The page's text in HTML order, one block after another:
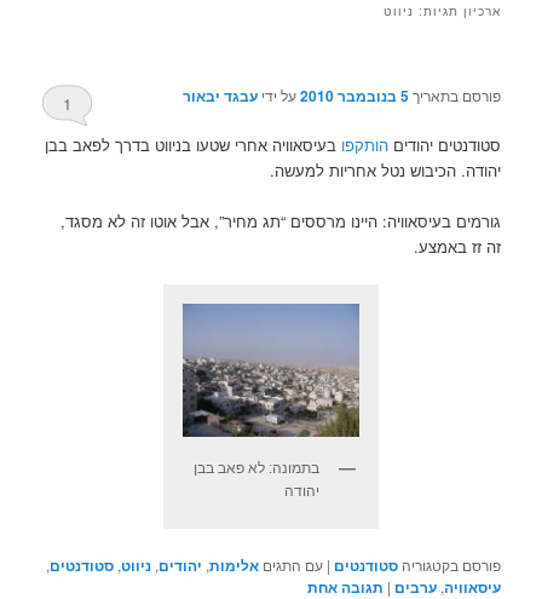
ארכיון תגיות: ניווט
פורסם בתאריך5 בנובמבר 2010 על ידיעבגד יבאור
1
סטודנטים יהודיםהותקפו בעיסאוויה אחרי שטעו בניווט בדרך לפאב בבן
יהודה. הכיבוש נטל אחריות למעשה.
גורמים בעיסאוויה: היינו מרססים “תג מחיר”, אבל אוטו זה לא מסגד,
זה זז באמצע.
בתמונה: לא פאב בבן
יהודה
פורסם בקטגוריה סטודנטים |עם התגים אלימות, יהודים,ניווט,סטודנטים,
עיסאוויה,ערבים | תגובהאחת